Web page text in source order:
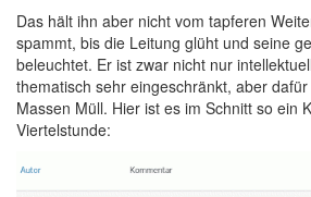
Das hält ihn aber nicht vom tapferen
spammt, bis die Leitung glüht und seine
beleuchtet. Er ist zwar nicht nur
thematisch sehr eingeschränkt, aber
Massen Müll. Hier ist es im Schnitt so ein
Viertelstunde: